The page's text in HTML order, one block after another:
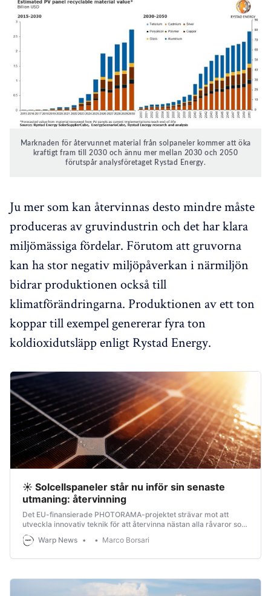
Marknaden för återvunnet material från solpaneler kommer att öka
kraftigt fram till 2030 och ännu mer mellan 2030 och 2050
förutspår analysföretaget Rystad Energy.
Ju mer som kan återvinnas desto mindre måste
produceras av gruvindustrin och det har klara
miljömässiga fördelar. Förutom att gruvorna
kan ha stor negativ miljöpåverkan i närmiljön
bidrar produktionen också till
klimatförändringarna. Produktionen av ett ton
koppar till exempel genererar fyra ton
koldioxidutsläpp enligt Rystad Energy.
☀️ Solcellspaneler står nu inför sin senaste
utmaning: återvinning
Det EU-finansierade PHOTORAMA-projektet strävar mot att
utveckla innovativ teknik för att återvinna nästan alla råvaror som
kommer från solcellspaneler, att inte sprida förorenande metaller
i miljön och få ut det mesta av alla värdefulla delar.
Warp News Marco Borsari